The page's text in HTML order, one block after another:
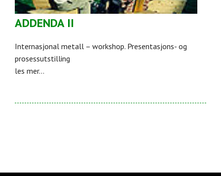
ADDENDA II
Internasjonal metall – workshop. Presentasjons- og
prosessutstilling
les mer...